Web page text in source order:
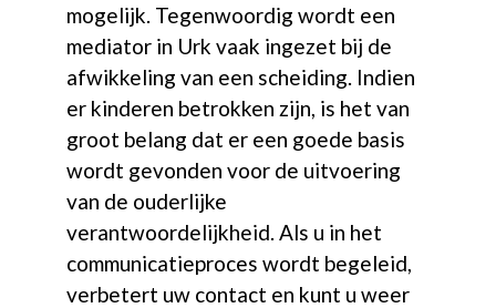
mogelijk. Tegenwoordig wordt een
mediator in Urk vaak ingezet bij de
afwikkeling van een scheiding. Indien
er kinderen betrokken zijn, is het van
groot belang dat er een goede basis
wordt gevonden voor de uitvoering
van de ouderlijke
verantwoordelijkheid. Als u in het
communicatieproces wordt begeleid,
verbetert uw contact en kunt u weer